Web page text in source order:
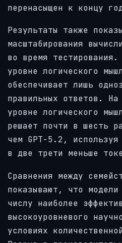
перенасыщен к концу
Результаты также
масштабирования
во время
уровне логического
обеспечивает лишь
правильных ответов.
уровне логического
решает почти в шесть
чем GPT-5.2,
в две трети меньше
Сравнения между
показывают, что модели
числу наиболее
высокоуровневого
условиях